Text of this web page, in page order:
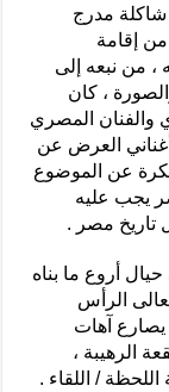
شاكلة مدرج
إقامة
من نبعه إلى
، كان
المصري
أغناني العرض عن
عن الموضوع
يجب عليه
تاريخ مصر .
أروع ما بناه
الرأس
يصارع آهات
الرهيبة ،
/ اللقاء .